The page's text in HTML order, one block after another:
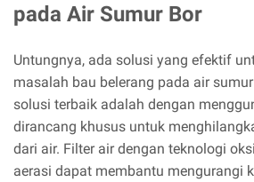
pada Air Sumur Bor
Untungnya, ada solusi yang efektif
masalah bau belerang pada air
solusi terbaik adalah dengan
dirancang khusus untuk
dari air. Filter air dengan teknologi
aerasi dapat membantu mengurangi